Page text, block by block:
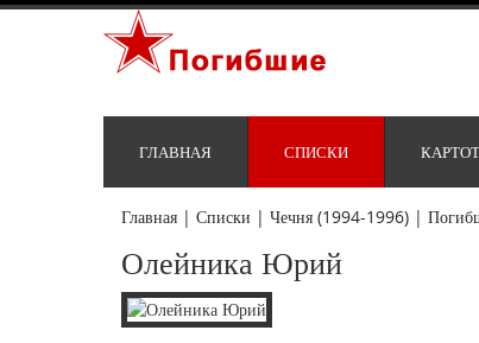
ГЛАВНАЯ СПИСКИ
Главная | Списки | Чечня (1994-1996) |
Олейника Юрий